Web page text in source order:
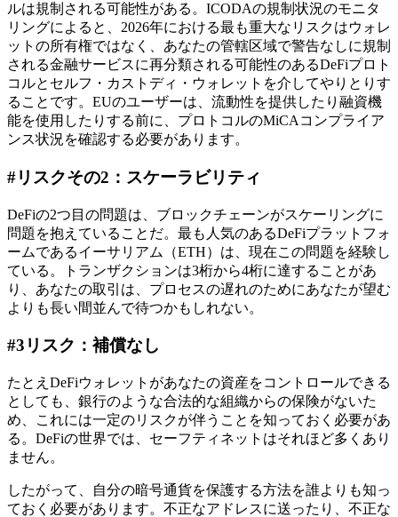
ルは規制される可能性がある。ICODAの規制状況のモニタ
リングによると、2026年における最も重大なリスクはウォレ
ットの所有権ではなく、あなたの管轄区域で警告なしに規制
される金融サービスに再分類される可能性のあるDeFiプロト
コルとセルフ・カストディ・ウォレットを介してやりとりす
ることです。EUのユーザーは、流動性を提供したり融資機
能を使用したりする前に、プロトコルのMiCAコンプライア
ンス状況を確認する必要があります。
#リスクその2：スケーラビリティ
DeFiの2つ目の問題は、ブロックチェーンがスケーリングに
問題を抱えていることだ。最も人気のあるDeFiプラットフォ
ームであるイーサリアム（ETH）は、現在この問題を経験し
ている。トランザクションは3桁から4桁に達することがあ
り、あなたの取引は、プロセスの遅れのためにあなたが望む
よりも長い間並んで待つかもしれない。
#3リスク：補償なし
たとえDeFiウォレットがあなたの資産をコントロールできる
としても、銀行のような合法的な組織からの保険がないた
め、これには一定のリスクが伴うことを知っておく必要があ
る。DeFiの世界では、セーフティネットはそれほど多くあり
ません。
したがって、自分の暗号通貨を保護する方法を誰よりも知っ
ておく必要があります。不正なアドレスに送ったり、不正な